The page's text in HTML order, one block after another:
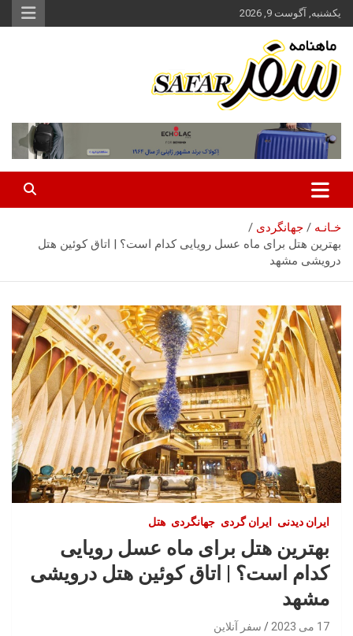
محتوا
بروید
یکشنبه, آگوست 9, 2026
سفر آنلاین
خـانـه
جهانگردی
بهترین هتل برای ماه عسل رویایی کدام است؟ | اتاق کوئین هتل
درویشی مشهد
ایران‌ دیدنی ایران گردی جهانگردی هتل
بهترین هتل برای ماه عسل رویایی
کدام است؟ | اتاق کوئین هتل درویشی
مشهد
17 می 2023 سفر آنلاین